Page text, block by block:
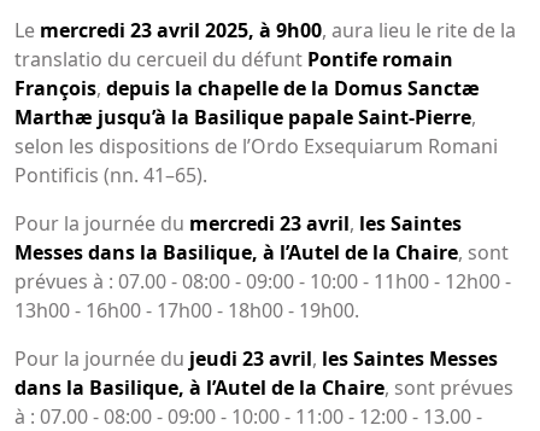
Le mercredi 23 avril 2025, à 9h00, aura lieu le rite de la
translatio du cercueil du défunt Pontife romain
François, depuis la chapelle de la Domus Sanctæ
Marthæ jusqu’à la Basilique papale Saint-Pierre,
selon les dispositions de l’Ordo Exsequiarum Romani
Pontificis (nn. 41–65).
Pour la journée du mercredi 23 avril, les Saintes
Messes dans la Basilique, à l’Autel de la Chaire, sont
prévues à : 07.00 - 08:00 - 09:00 - 10:00 - 11h00 - 12h00 -
13h00 - 16h00 - 17h00 - 18h00 - 19h00.
Pour la journée du jeudi 23 avril, les Saintes Messes
dans la Basilique, à l’Autel de la Chaire, sont prévues
à : 07.00 - 08:00 - 09:00 - 10:00 - 11:00 - 12:00 - 13.00 -